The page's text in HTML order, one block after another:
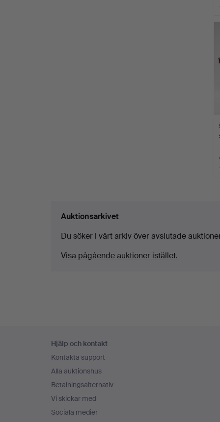
Auktionsarkivet
Du söker i vårt arkiv över avslutade
Visa pågående auktioner istället.
Hjälp och kontakt
Kontakta support
Alla auktionshus
Betalningsalternativ
Vi skickar med
Sociala medier